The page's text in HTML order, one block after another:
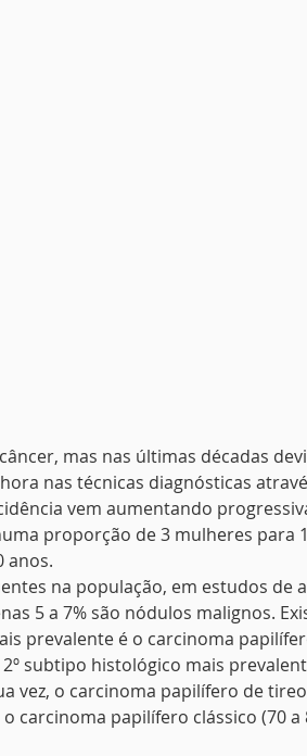
mas nas últimas décadas
nas técnicas diagnósticas
vem aumentando
proporção de 3 mulheres para
anos.
na população, em estudos de
5 a 7% são nódulos malignos.
prevalente é o carcinoma
subtipo histológico mais
vez, o carcinoma papilífero de
carcinoma papilífero clássico (70 a